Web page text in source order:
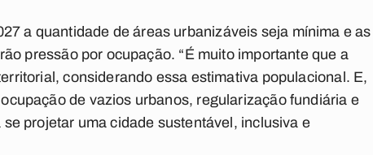
a quantidade de áreas urbanizáveis seja mínima e as
pressão por ocupação. “É muito importante que a
considerando essa estimativa populacional. E,
de vazios urbanos, regularização fundiária e
projetar uma cidade sustentável, inclusiva e